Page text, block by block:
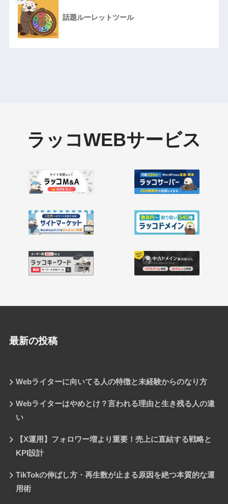
話題ルーレットツール
ラッコWEBサービス
最新の投稿
Webライターに向いてる人の特徴と未経験からのなり方
Webライターはやめとけ？言われる理由と生き残る人の違
い
【X運用】フォロワー増より重要！売上に直結する戦略と
KPI設計
TikTokの伸ばし方・再生数が止まる原因を絶つ本質的な運
用術